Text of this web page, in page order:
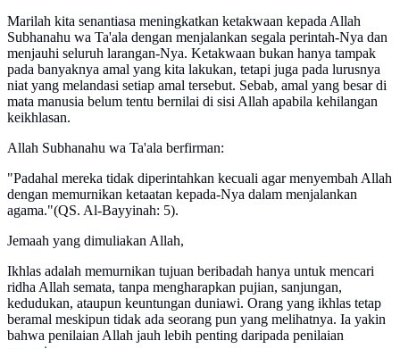
Marilah kita senantiasa meningkatkan ketakwaan kepada Allah
Subhanahu wa Ta'ala dengan menjalankan segala perintah-Nya dan
menjauhi seluruh larangan-Nya. Ketakwaan bukan hanya tampak
pada banyaknya amal yang kita lakukan, tetapi juga pada lurusnya
niat yang melandasi setiap amal tersebut. Sebab, amal yang besar di
mata manusia belum tentu bernilai di sisi Allah apabila kehilangan
keikhlasan.
Allah Subhanahu wa Ta'ala berfirman:
"Padahal mereka tidak diperintahkan kecuali agar menyembah Allah
dengan memurnikan ketaatan kepada-Nya dalam menjalankan
agama."(QS. Al-Bayyinah: 5).
Jemaah yang dimuliakan Allah,
Ikhlas adalah memurnikan tujuan beribadah hanya untuk mencari
ridha Allah semata, tanpa mengharapkan pujian, sanjungan,
kedudukan, ataupun keuntungan duniawi. Orang yang ikhlas tetap
beramal meskipun tidak ada seorang pun yang melihatnya. Ia yakin
bahwa penilaian Allah jauh lebih penting daripada penilaian